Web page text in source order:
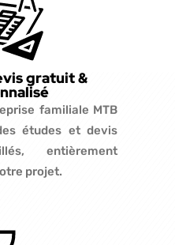
gratuit &
familiale MTB
études et devis
entièrement
projet.